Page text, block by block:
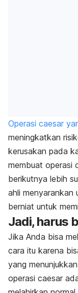
Operasi caesar
meningkatkan
kerusakan pada
membuat operasi
berikutnya lebih
ahli menyarankan
berniat untuk
Jadi, harus
Jika Anda bisa
cara itu karena
yang
operasi caesar